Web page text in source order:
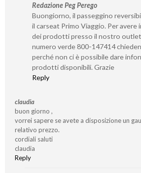
Redazione Peg Perego
Buongiorno, il passeggino
il carseat Primo Viaggio. Per avere
dei prodotti presso il nostro
numero verde 800-147414
perché non ci è possibile dare
prodotti disponibili. Grazie
Reply
claudia
buon giorno ,
vorrei sapere se avete a disposizione un
relativo prezzo.
cordiali saluti
claudia
Reply